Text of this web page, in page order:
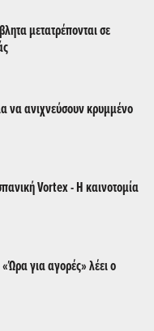
μετατρέπονται σε
να ανιχνεύσουν κρυμμένο
Vortex - Η καινοτομία
για αγορές» λέει ο